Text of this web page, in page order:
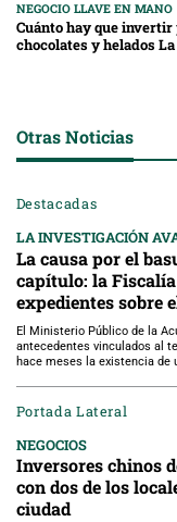
NEGOCIO LLAVE EN MANO
Cuánto hay que
chocolates y helados
Otras Noticias
Destacadas
LA INVESTIGACIÓN
La causa por el
capítulo: la
expedientes sobre
El Ministerio Público de la
antecedentes vinculados al
hace meses la existencia de
Portada Lateral
NEGOCIOS
Inversores chinos
con dos de los
ciudad